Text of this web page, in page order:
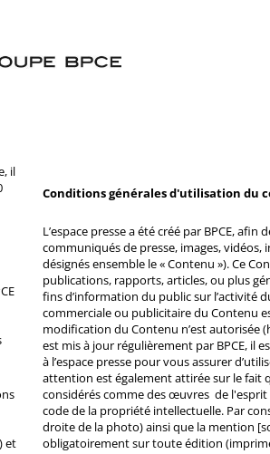
il
et
Conditions générales d'utilisation du
L’espace presse a été créé par BPCE,
communiqués de presse, images, vidéos,
désignés ensemble le « Contenu »). Ce
publications, rapports, articles, ou plus
fins d’information du public sur l’activité
commerciale ou publicitaire du Contenu
modification du Contenu n’est autorisée
est mis à jour régulièrement par BPCE, il
à l’espace presse pour vous assurer
attention est également attirée sur le fait
considérés comme des œuvres de
code de la propriété intellectuelle. Par
droite de la photo) ainsi que la mention
obligatoirement sur toute édition